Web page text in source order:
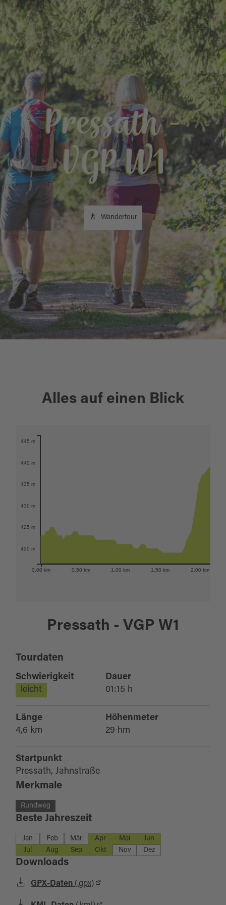
Pressath -
VGP W1
Wandertour
Alles auf einen Blick
0.00 km 0.50 km 1.00 km 1.50 km 2.00 km
420 m
425 m
430 m
435 m
440 m
445 m
Pressath - VGP W1
Tourdaten
Schwierigkeit
leicht
Dauer
01:15 h
Länge
4,6 km
Höhenmeter
29 hm
Startpunkt
Pressath, Jahnstraße
Merkmale
Rundweg
Beste Jahreszeit
Jan Feb Mär Apr Mai
Jun
Jul
Aug Sep Okt Nov Dez
Downloads
GPX-Daten (.gpx)